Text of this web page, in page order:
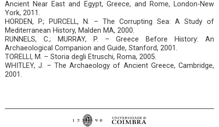
Ancient Near East and Egypt, Greece, and Rome, London-New
York, 2011.
HORDEN, P.; PURCELL, N. – The Corrupting Sea: A Study of
Mediterranean History, Malden MA, 2000.
RUNNELS, C.; MURRAY, P. – Greece Before History: An
Archaeological Companion and Guide, Stanford, 2001.
TORELLI, M. – Storia degli Etruschi, Roma, 2005.
WHITLEY, J. – The Archaeology of Ancient Greece, Cambridge,
2001.